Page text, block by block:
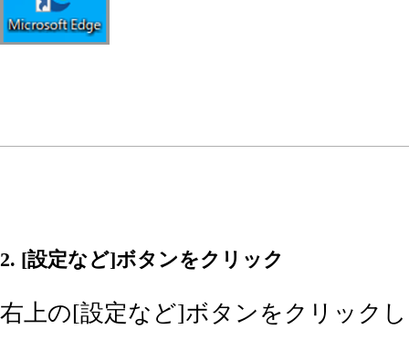
2. [設定など]ボタンをクリック
右上の[設定など]ボタンをクリック